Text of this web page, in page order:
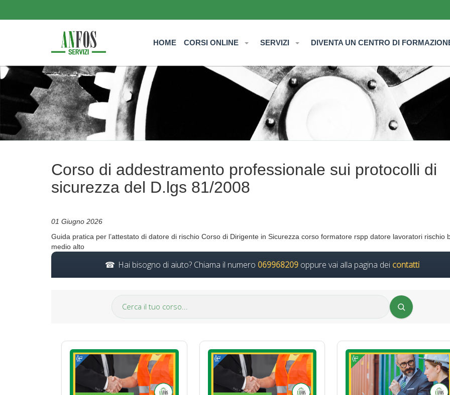
HOME CORSI ONLINE SERVIZI DIVENTA UN CENTRO DI
Corso di addestramento professionale sui protocolli di
sicurezza del D.lgs 81/2008
01 Giugno 2026
Guida pratica per l’attestato di datore di rischio Corso di Dirigente in Sicurezza corso formatore rspp datore lavoratori rischio
medio alto
Hai bisogno di aiuto? Chiama il numero 069968209 oppure vai alla pagina dei contatti